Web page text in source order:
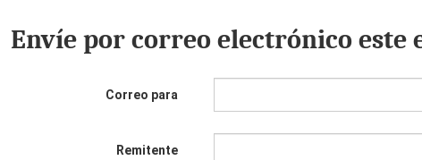
Envíe por correo electrónico este
Correo para
Remitente